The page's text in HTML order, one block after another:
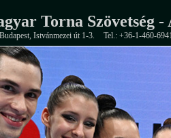
Torna Szövetség -
Istvánmezei út 1-3. Tel.: +36-1-460-